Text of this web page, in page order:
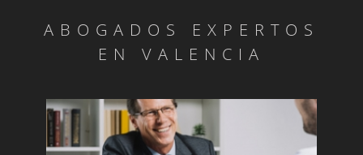
ABOGADOS EXPERTOS
EN VALENCIA